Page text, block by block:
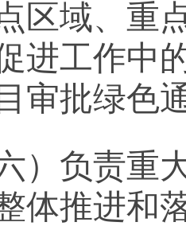
区域、重
进工作中
审批绿色
六）负责重
体推进和